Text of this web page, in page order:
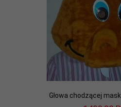
Głowa chodzącej